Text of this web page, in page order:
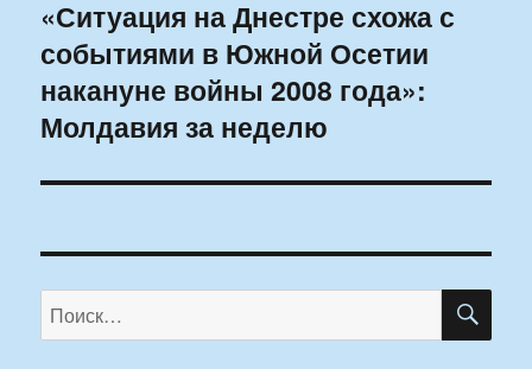
Следующая
запись:
«Ситуация на Днестре схожа с
событиями в Южной Осетии
накануне войны 2008 года»:
Молдавия за неделю
Искать: